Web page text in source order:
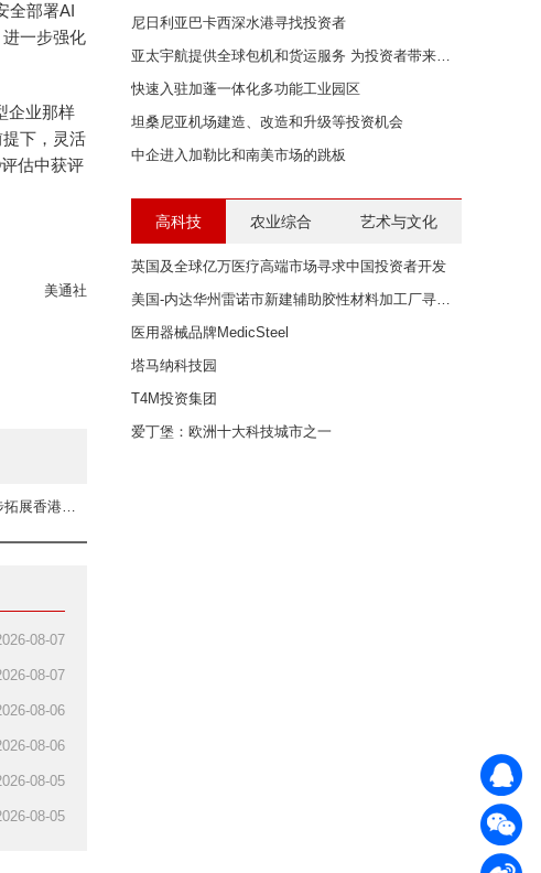
全部署AI
一步强化
企业那样
下，灵活
估中获评
美通社
下一篇：保诚与IHH医疗集团（北亚洲）深化合作 进一步拓展香港及中国内地医疗费用直付服务网络
08-07
08-07
08-06
08-06
08-05
08-05
尼日利亚巴卡西深水港寻找投资者
亚太宇航提供全球包机和货运服务 为投资者带来无限商机
快速入驻加蓬一体化多功能工业园区
坦桑尼亚机场建造、改造和升级等投资机会
中企进入加勒比和南美市场的跳板
高科技 农业综合 艺术与文化
英国及全球亿万医疗高端市场寻求中国投资者开发
美国-内达华州雷诺市新建辅助胶性材料加工厂寻求中国投资者
医用器械品牌MedicSteel
塔马纳科技园
T4M投资集团
爱丁堡：欧洲十大科技城市之一